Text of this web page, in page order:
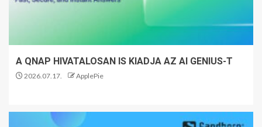
A QNAP HIVATALOSAN IS KIADJA AZ AI GENIUS-T
2026.07.17. ApplePie